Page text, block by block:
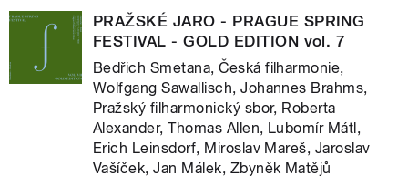
PRAŽSKÉ JARO - PRAGUE SPRING
FESTIVAL - GOLD EDITION vol. 7
Bedřich Smetana, Česká filharmonie,
Wolfgang Sawallisch, Johannes Brahms,
Pražský filharmonický sbor, Roberta
Alexander, Thomas Allen, Lubomír Mátl,
Erich Leinsdorf, Miroslav Mareš, Jaroslav
Vašíček, Jan Málek, Zbyněk Matějů